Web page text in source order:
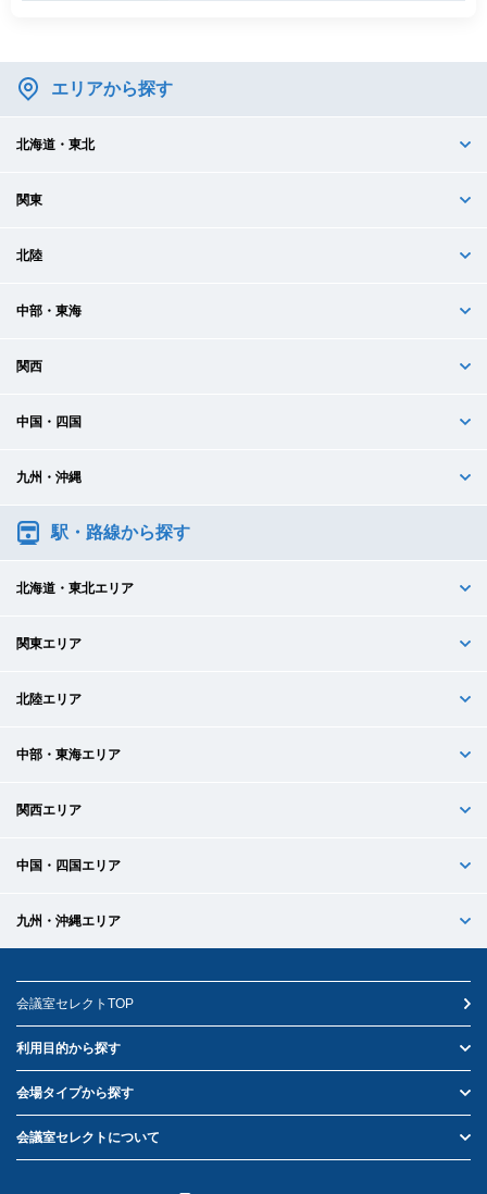
エリアから探す
北海道・東北
関東
北陸
中部・東海
関西
中国・四国
九州・沖縄
駅・路線から探す
北海道・東北エリア
関東エリア
北陸エリア
中部・東海エリア
関西エリア
中国・四国エリア
九州・沖縄エリア
会議室セレクトTOP
利用目的から探す
会場タイプから探す
会議室セレクトについて